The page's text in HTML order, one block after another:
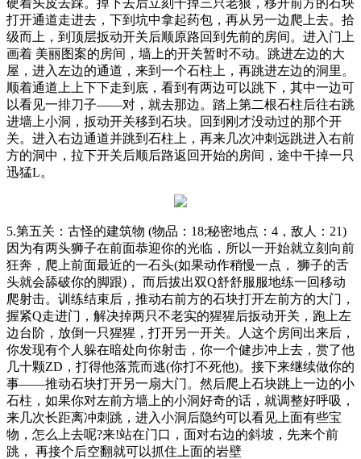
打开通道走进去，下到坑中拿起药包，再从另一边爬上去。拾
级而上，到顶层扳动开关后顺原路回到先前的房间。进入门上
画着 美丽图案的房间，墙上的开关暂时不动。跳进左边的大
屋，进入左边的通道，来到一个石柱上，再跳进左边的洞里。
顺着通道上上下下走到底，看到有两边可以跳下，其中一边可
以看见一排刀子——对，就去那边。踏上第二根石柱后往右跳
进墙上小洞，扳动开关移到石块。回到刚才没动过的那个开
关。进入右边通道并跳到石柱上，再来几次冲刺远跳进入右前
方的洞中，拉下开关后顺后路返回开始的房间，途中干掉一只
迅猛L。
5.第五关：古怪的建筑物 (物品：18;秘密地点：4，敌人：21)
因为有两头狮子在前面恭迎你的光临，所以一开始就立刻向前
狂奔，爬上前面最近的一石头(如果动作稍慢一点， 狮子的舌
头就会舔破你的脚跟)， 而后拔出双Q舒舒服服地练一回移动
爬射击。训练结束后，推动右前方的石块打开左前方的大门，
握紧Q走进门，解决掉两只不老实的猩猩后扳动开关，跑上左
边台阶，放倒一只猩猩，打开另一开关。人这个房间出来后，
你发现有个人躲在暗处向你射击，你一个健步冲上去，赏了他
几十颗ZD，打得他落荒而逃(你打不死他)。接下来继续做你的
事——推动石块打开另一扇大门。然后爬上石块跳上一边的小
石柱，如果你对左前方墙上的小洞好奇的话，就调整好呼吸，
来几次长距离冲刺跳，进入小洞后隐约可以看见上面有些宝
物，怎么上去呢?来!站在门口，面对右边的斜坡，先来个前
跳， 再接个后空翻就可以抓住上面的岩壁